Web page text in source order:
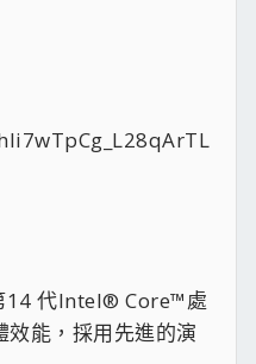
14 代Intel® Core™處
能，採用先進的演